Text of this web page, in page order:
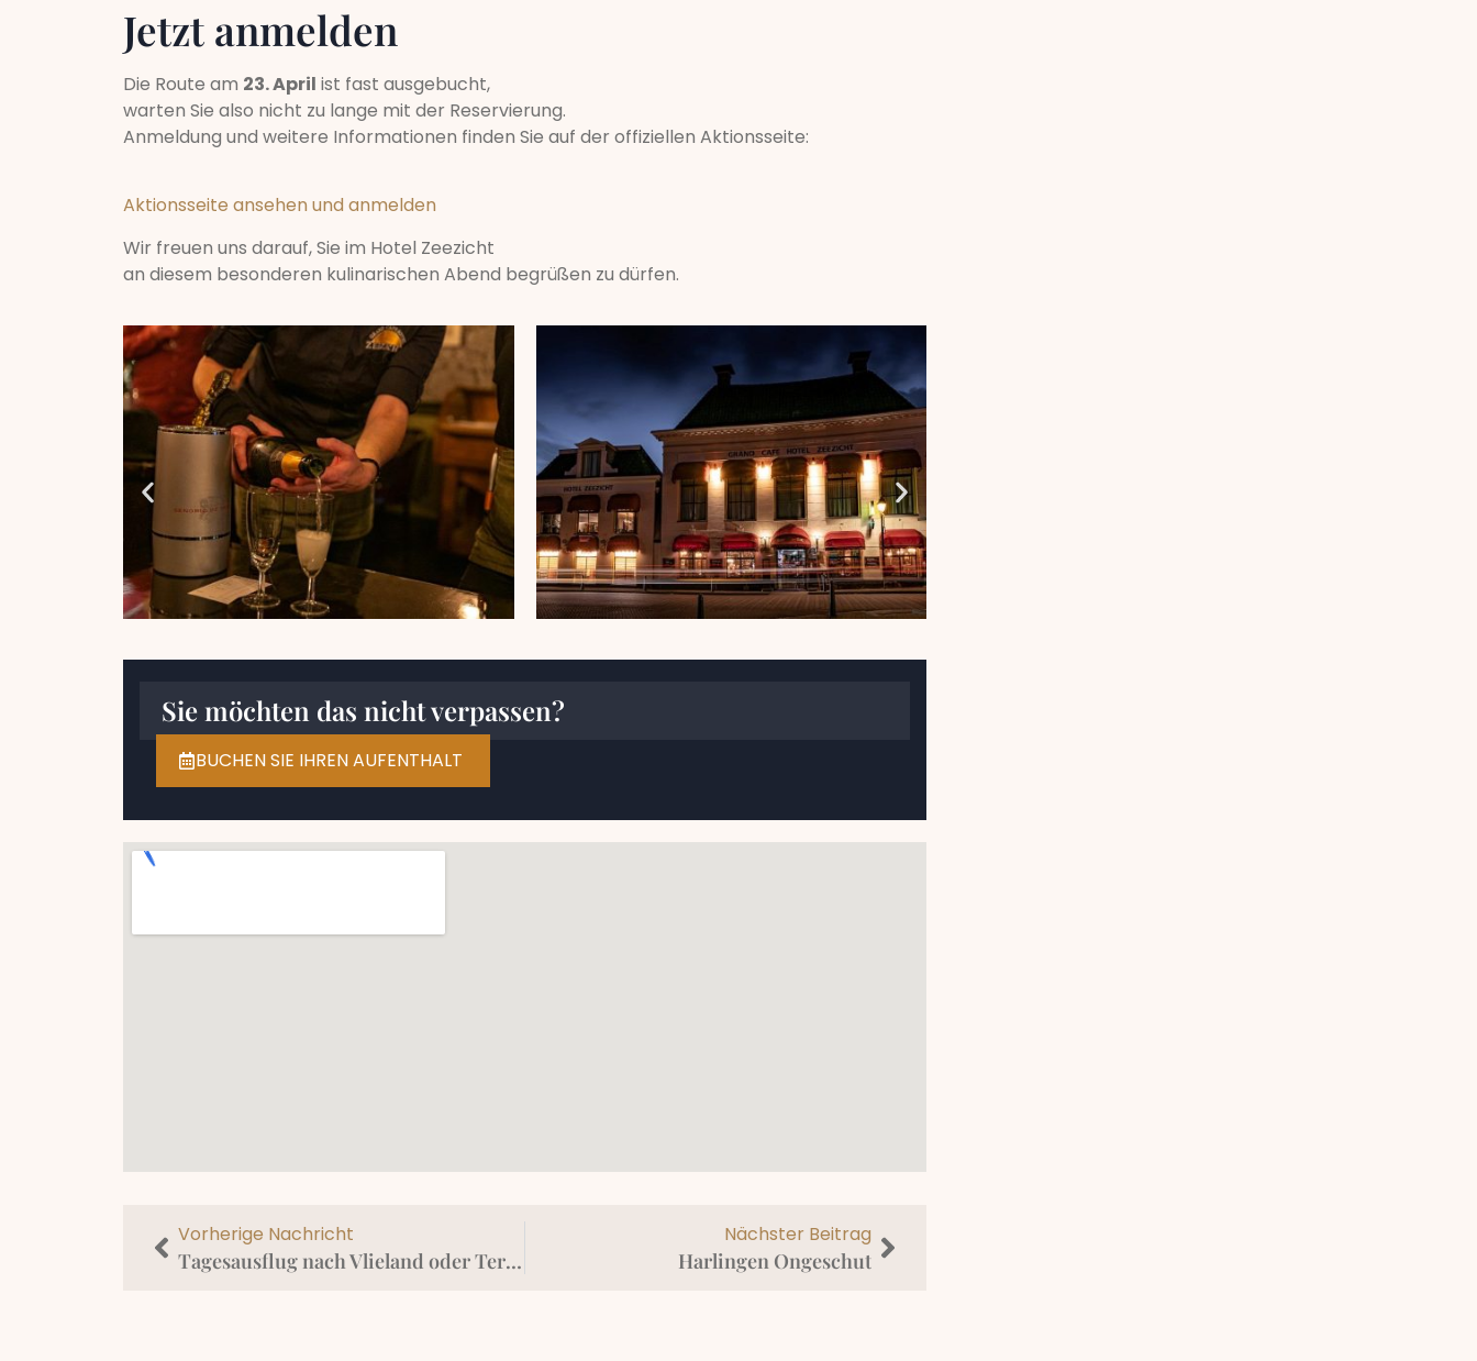
Jetzt anmelden
Die Route am 23. April ist fast ausgebucht,
warten Sie also nicht zu lange mit der Reservierung.
Anmeldung und weitere Informationen finden Sie auf der offiziellen Aktionsseite:
Aktionsseite ansehen und anmelden
Wir freuen uns darauf, Sie im Hotel Zeezicht
an diesem besonderen kulinarischen Abend begrüßen zu dürfen.
Sie möchten das nicht verpassen?
BUCHEN SIE IHREN AUFENTHALT
Vorherige Nachricht
Tagesausflug nach Vlieland oder Terschelling
Nächster Beitrag
Harlingen Ongeschut